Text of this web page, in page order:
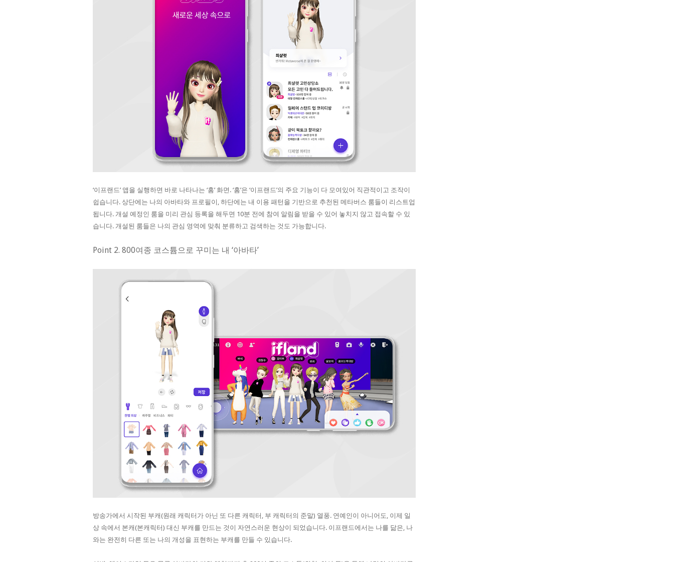
‘이프랜드’ 앱을 실행하면 바로 나타나는 ‘홈’ 화면. ‘홈’은 ‘이프랜드’의 주요 기능이 다 모여있어 직관적이고 조작이
쉽습니다. 상단에는 나의 아바타와 프로필이, 하단에는 내 이용 패턴을 기반으로 추천된 메타버스 룸들이 리스트업
됩니다. 개설 예정인 룸을 미리 관심 등록을 해두면 10분 전에 참여 알림을 받을 수 있어 놓치지 않고 접속할 수 있
습니다. 개설된 룸들은 나의 관심 영역에 맞춰 분류하고 검색하는 것도 가능합니다.
Point 2. 800여종 코스튬으로 꾸미는 내 ‘아바타’
방송가에서 시작된 부캐(원래 캐릭터가 아닌 또 다른 캐릭터, 부 캐릭터의 준말) 열풍. 연예인이 아니어도, 이제 일
상 속에서 본캐(본캐릭터) 대신 부캐를 만드는 것이 자연스러운 현상이 되었습니다. 이프랜드에서는 나를 닮은, 나
와는 완전히 다른 또는 나의 개성을 표현하는 부캐를 만들 수 있습니다.